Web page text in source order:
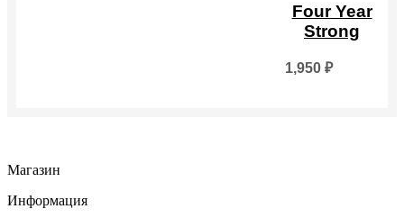
Four Year
Strong
1,950 ₽
Магазин
Информация